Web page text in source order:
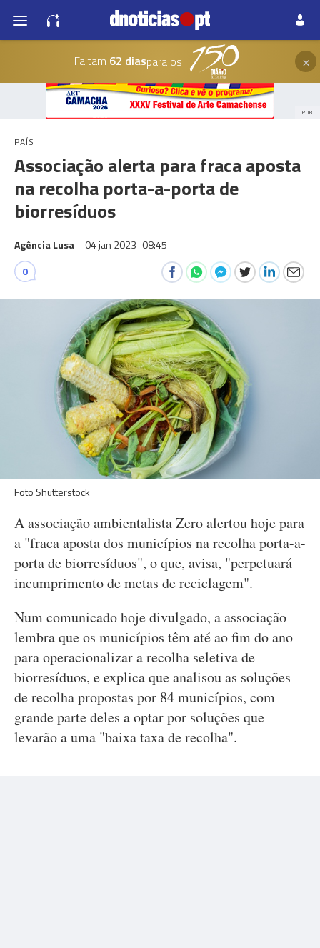
Faltam 62 diaspara os ×
PUB
PAÍS
Associação alerta para fraca aposta
na recolha porta-a-porta de
biorresíduos
Agência Lusa 04 jan 2023 08:45
0
Foto Shutterstock
A associação ambientalista Zero alertou hoje para
a "fraca aposta dos municípios na recolha porta-a-
porta de biorresíduos", o que, avisa, "perpetuará
incumprimento de metas de reciclagem".
Num comunicado hoje divulgado, a associação
lembra que os municípios têm até ao fim do ano
para operacionalizar a recolha seletiva de
biorresíduos, e explica que analisou as soluções
de recolha propostas por 84 municípios, com
grande parte deles a optar por soluções que
levarão a uma "baixa taxa de recolha".